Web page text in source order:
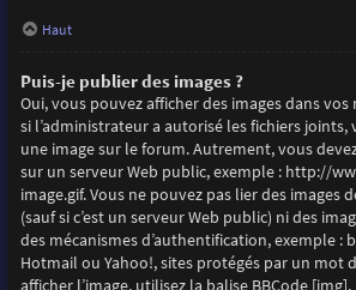
Haut
Puis-je publier des images ?
Oui, vous pouvez afficher des images dans vos
si l’administrateur a autorisé les fichiers joints,
une image sur le forum. Autrement, vous
sur un serveur Web public, exemple : http://
image.gif. Vous ne pouvez pas lier des images
(sauf si c’est un serveur Web public) ni des
des mécanismes d’authentification, exemple :
Hotmail ou Yahoo!, sites protégés par un mot
afficher l’image, utilisez la balise BBCode [img].